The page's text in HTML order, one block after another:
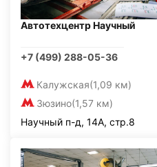
Автотехцентр Научный
+7 (499) 288-05-36
Калужская(1,09 км)
Зюзино(1,57 км)
Научный п-д, 14А, стр.8